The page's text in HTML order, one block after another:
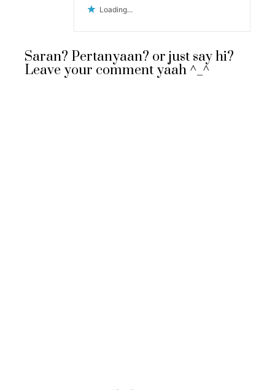
Loading...
Saran? Pertanyaan? or just say hi?
Leave your comment yaah ^_^